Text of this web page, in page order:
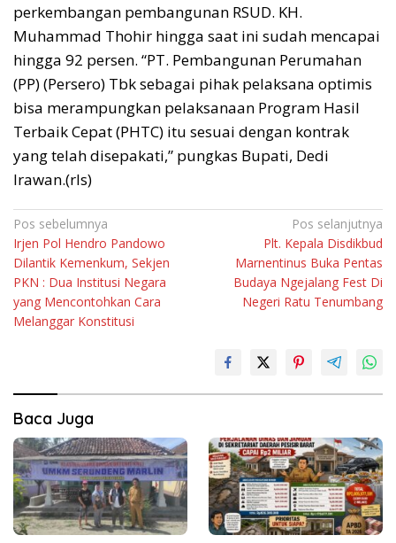
perkembangan pembangunan RSUD. KH.
Muhammad Thohir hingga saat ini sudah mencapai
hingga 92 persen. “PT. Pembangunan Perumahan
(PP) (Persero) Tbk sebagai pihak pelaksana optimis
bisa merampungkan pelaksanaan Program Hasil
Terbaik Cepat (PHTC) itu sesuai dengan kontrak
yang telah disepakati,” pungkas Bupati, Dedi
Irawan.(rls)
Navigasi
pos
Pos sebelumnya
Irjen Pol Hendro Pandowo
Dilantik Kemenkum, Sekjen
PKN : Dua Institusi Negara
yang Mencontohkan Cara
Melanggar Konstitusi
Pos selanjutnya
Plt. Kepala Disdikbud
Marnentinus Buka Pentas
Budaya Ngejalang Fest Di
Negeri Ratu Tenumbang
Baca Juga